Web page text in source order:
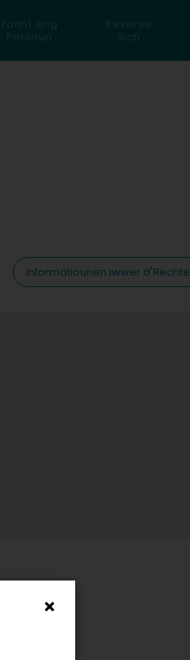
Fannt eng
Persoun
Reverse
Sich
Informatiounen iwwer